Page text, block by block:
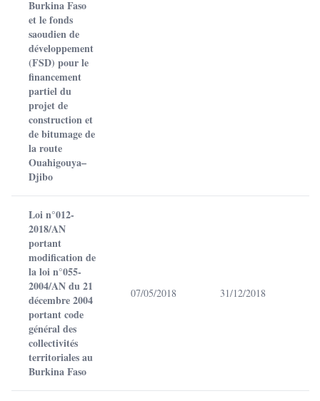
Burkina Faso
et le fonds
saoudien de
développement
(FSD) pour le
financement
partiel du
projet de
construction et
de bitumage de
la route
Ouahigouya–
Djibo
Loi n°012-
2018/AN
portant
modification de
la loi n°055-
2004/AN du 21
décembre 2004
portant code
général des
collectivités
territoriales au
Burkina Faso
07/05/2018 31/12/2018